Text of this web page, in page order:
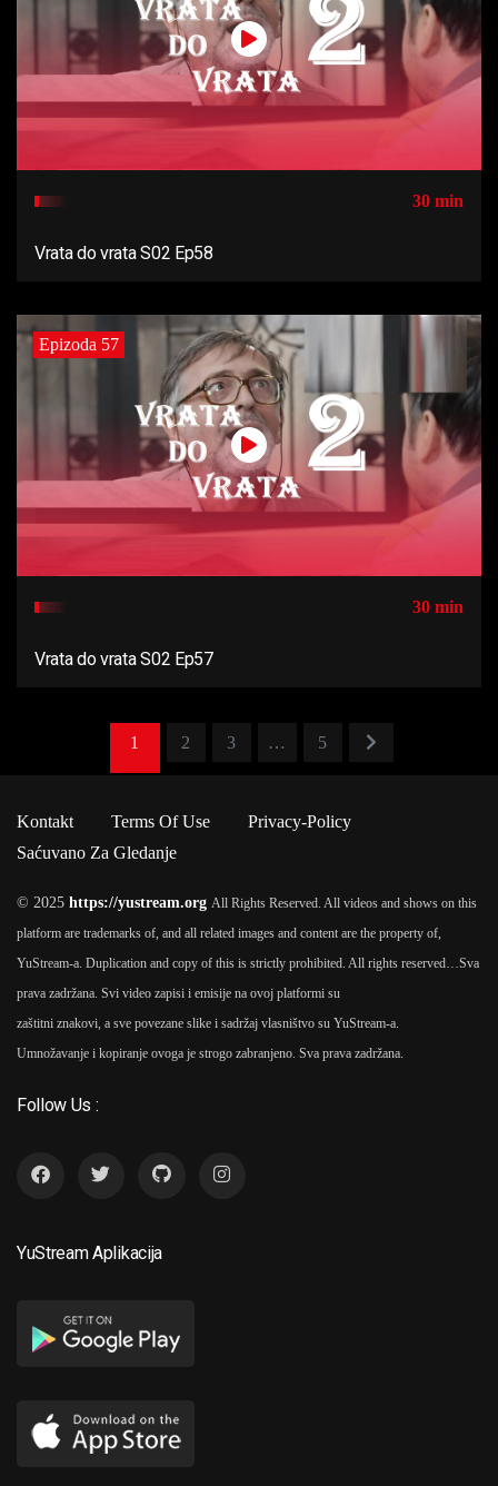
30 min
Vrata do vrata S02 Ep58
Epizoda 57
30 min
Vrata do vrata S02 Ep57
1 2 3 … 5
Kontakt Terms Of Use
Privacy-Policy
Saćuvano Za Gledanje
© 2025 https://yustream.org All Rights Reserved. All videos and shows on this
platform are trademarks of, and all related images and content are the property of,
YuStream-a. Duplication and copy of this is strictly prohibited. All rights reserved… Sva
prava zadržana. Svi video zapisi i emisije na ovoj platformi su
zaštitni znakovi, a sve povezane slike i sadržaj vlasništvo su YuStream-a.
Umnožavanje i kopiranje ovoga je strogo zabranjeno. Sva prava zadržana.
Follow Us :
YuStream Aplikacija